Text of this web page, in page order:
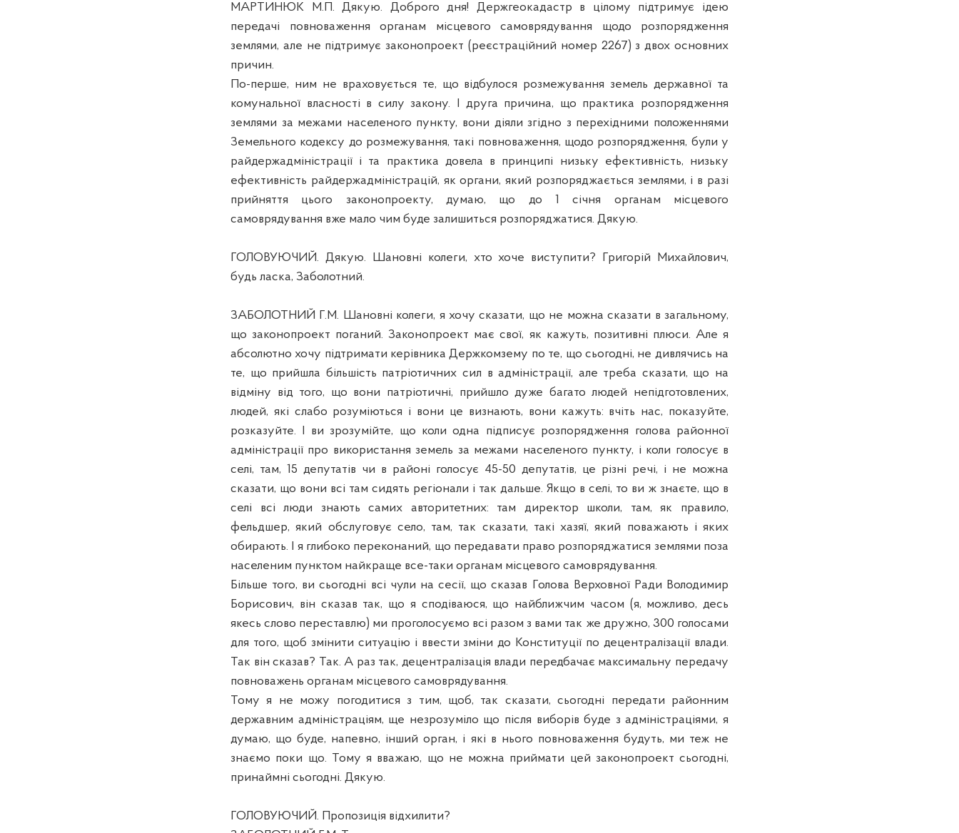
МАРТИНЮК М.П. Дякую.
Доброго дня! Держгеокадастр в цілому підтримує ідею
передачі повноваження органам місцевого самоврядування щодо розпорядження
землями, але не підтримує законопроект (реєстраційний номер 2267) з двох основних
причин.
По-перше, ним не враховується те, що відбулося розмежування земель державної та
комунальної власності в силу закону. І друга причина, що практика розпорядження
землями за межами населеного пункту, вони діяли згідно з перехідними положеннями
Земельного кодексу до розмежування, такі повноваження, щодо розпорядження, були у
райдержадміністрації і та практика довела в принципі низьку ефективність, низьку
ефективність райдержадміністрацій, як органи, який розпоряджається землями, і в разі
прийняття цього законопроекту, думаю, що до 1 січня органам місцевого
самоврядування вже мало чим буде залишиться розпоряджатися. Дякую.
ГОЛОВУЮЧИЙ. Дякую. Шановні колеги, хто хоче виступити? Григорій Михайлович,
будь ласка, Заболотний.
ЗАБОЛОТНИЙ Г.М. Шановні колеги, я хочу сказати, що не можна сказати в загальному,
що законопроект поганий. Законопроект має свої, як кажуть, позитивні плюси. Але я
абсолютно хочу підтримати керівника Держкомзему по те, що сьогодні, не дивлячись на
те, що прийшла більшість патріотичних сил в адміністрації, але треба сказати, що на
відміну від того, що вони патріотичні, прийшло дуже багато людей непідготовлених,
людей, які слабо розуміються і вони це визнають, вони кажуть: вчіть нас, показуйте,
розказуйте. І ви зрозумійте, що коли одна підписує розпорядження голова районної
адміністрації про використання земель за межами населеного пункту, і коли голосує в
селі, там, 15 депутатів чи в районі голосує 45-50 депутатів, це різні речі, і не можна
сказати, що вони всі там сидять регіонали і так дальше. Якщо в селі, то ви ж знаєте, що в
селі всі люди знають самих авторитетних: там директор школи, там, як правило,
фельдшер, який обслуговує село, там, так сказати, такі хазяї, який поважають і яких
обирають. І я глибоко переконаний, що передавати право розпоряджатися землями поза
населеним пунктом найкраще все-таки органам місцевого самоврядування.
Більше того, ви сьогодні всі чули на сесії, що сказав Голова Верховної Ради Володимир
Борисович, він сказав так, що я сподіваюся, що найближчим часом (я, можливо, десь
якесь слово переставлю) ми проголосуємо всі разом з вами так же дружно, 300 голосами
для того, щоб змінити ситуацію і ввести зміни до Конституції по децентралізації влади.
Так він сказав? Так. А раз так, децентралізація влади передбачає максимальну передачу
повноважень органам місцевого самоврядування.
Тому я не можу погодитися з тим, щоб, так сказати, сьогодні передати районним
державним адміністраціям, ще незрозуміло що після виборів буде з адміністраціями, я
думаю, що буде, напевно, інший орган, і які в нього повноваження будуть, ми теж не
знаємо поки що. Тому я вважаю, що не можна приймати цей законопроект сьогодні,
принаймні сьогодні. Дякую.
ГОЛОВУЮЧИЙ. Пропозиція відхилити?